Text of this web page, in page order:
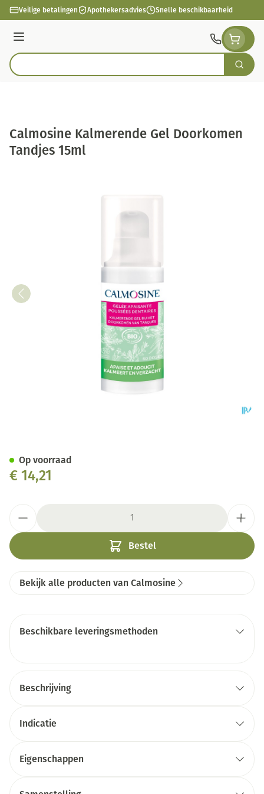
Ga naar de inhoud
Veilige betalingen Apothekersadvies Snelle beschikbaarheid
Menu
Product, merk, categorie... Zoek
Calmosine Kalmerende Gel Doorkomen
Tandjes 15ml
€ 14,21
Bestel
Op voorraad
Bekijk alle producten van Calmosine
Beschikbare leveringsmethoden
Beschrijving
Indicatie
Eigenschappen